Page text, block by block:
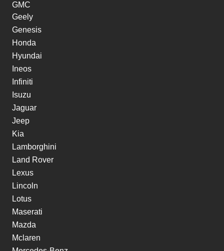
GMC
Geely
Genesis
Honda
Hyundai
Ineos
Infiniti
Isuzu
Jaguar
Jeep
Kia
Lamborghini
Land Rover
Lexus
Lincoln
Lotus
Maserati
Mazda
Mclaren